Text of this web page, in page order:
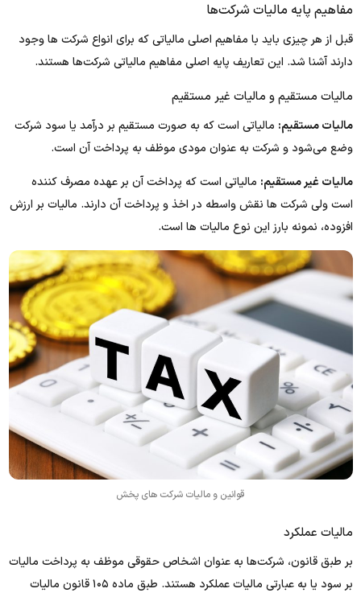
مفاهیم پایه مالیات شرکت‌ها
قبل از هر چیزی باید با مفاهیم اصلی مالیاتی که برای انواع شرکت‌ ها وجود
دارند آشنا شد. این تعاریف پایه اصلی مفاهیم مالیاتی شرکت‌ها هستند.
مالیات مستقیم و مالیات غیر مستقیم
مالیات مستقیم: مالیاتی است که به صورت مستقیم بر درآمد یا سود شرکت
وضع می‌شود و شرکت به عنوان مودی موظف به پرداخت آن است.
مالیات غیر مستقیم: مالیاتی است که پرداخت آن بر عهده مصرف کننده
است ولی شرکت‌ ها نقش واسطه در اخذ و پرداخت آن دارند. مالیات بر ارزش
افزوده، نمونه بارز این نوع مالیات‌ ها است.
قوانین و مالیات شرکت های پخش
مالیات عملکرد
بر طبق قانون، شرکت‌ها به عنوان اشخاص حقوقی موظف به پرداخت مالیات
بر سود یا به عبارتی مالیات عملکرد هستند. طبق ماده ۱۰۵ قانون مالیات‌